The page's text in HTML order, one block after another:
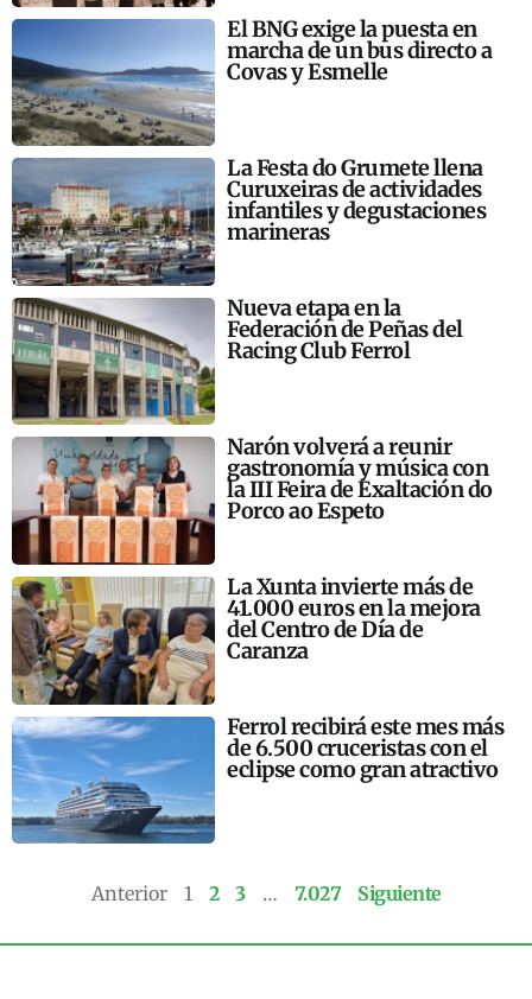
El BNG exige la puesta en
marcha de un bus directo a
Covas y Esmelle
La Festa do Grumete llena
Curuxeiras de actividades
infantiles y degustaciones
marineras
Nueva etapa en la
Federación de Peñas del
Racing Club Ferrol
Narón volverá a reunir
gastronomía y música con
la III Feira de Exaltación do
Porco ao Espeto
La Xunta invierte más de
41.000 euros en la mejora
del Centro de Día de
Caranza
Ferrol recibirá este mes más
de 6.500 cruceristas con el
eclipse como gran atractivo
Anterior 1 2 3 … 7.027 Siguiente